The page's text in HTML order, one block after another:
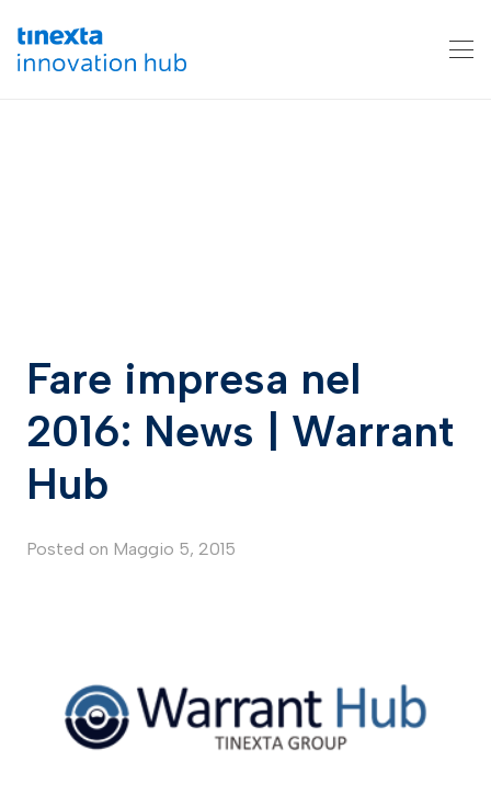
Fare impresa nel
2016: News | Warrant
Hub
Posted on Maggio 5, 2015